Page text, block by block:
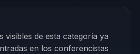
visibles de esta categoría ya
en los conferencistas